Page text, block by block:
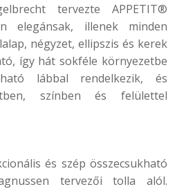
tervezte APPETIT®
elegánsak, illenek minden
négyzet, ellipszis és kerek
így hát sokféle környezetbe
lábbal rendelkezik, és
színben és felülettel
és szép összecsukható
tervezői tolla alól.